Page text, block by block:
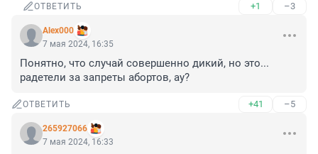
ОТВЕТИТЬ +1 –3
Alex000
7 мая 2024, 16:35
Понятно, что случай совершенно дикий, но это...
радетели за запреты абортов, ау?
ОТВЕТИТЬ +41 –5
265927066
7 мая 2024, 16:33